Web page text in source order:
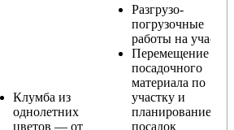
Клумба из
однолетних
цветов — от
Разгрузо-
погрузочные
работы на участке
Перемещение
посадочного
материала по
участку и
планирование
посадок